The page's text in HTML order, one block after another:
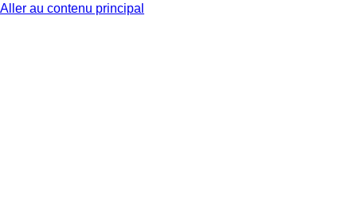
Aller au contenu principal